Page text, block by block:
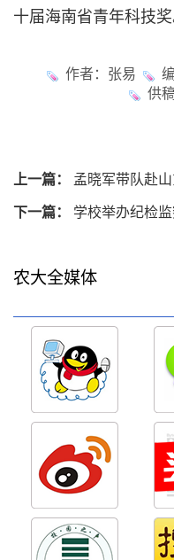
十届海南省青年科技奖
作者：张易
供
上一篇： 孟晓军带队赴
下一篇：
学校举办纪检
农大全媒体